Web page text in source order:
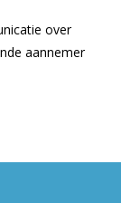
over
aannemer